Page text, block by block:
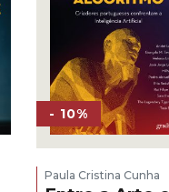
- 10%
Paula Cristina Cunha